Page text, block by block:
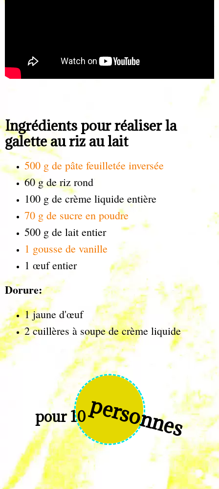
Ingrédients pour réaliser la
galette au riz au lait
500 g de pâte feuilletée inversée
60 g de riz rond
100 g de crème liquide entière
70 g de sucre en poudre
500 g de lait entier
1 gousse de vanille
1 œuf entier
Dorure:
1 jaune d'œuf
2 cuillères à soupe de crème liquide